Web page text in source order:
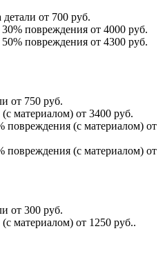
от 700 руб.
повреждения от 4000 руб.
повреждения от 4300 руб.
от 750 руб.
материалом) от 3400 руб.
повреждения (с материалом) от
повреждения (с материалом) от
от 300 руб.
материалом) от 1250 руб..